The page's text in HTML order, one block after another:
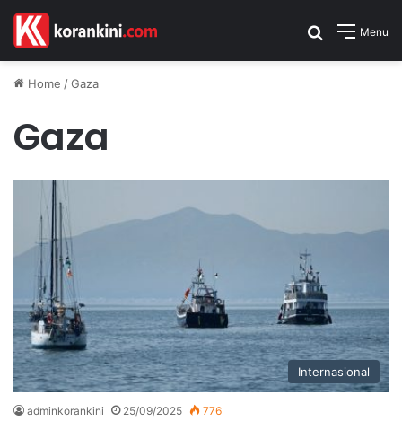
Menu
Search for
Home /Gaza
Gaza
Internasional
adminkorankini 25/09/2025 776